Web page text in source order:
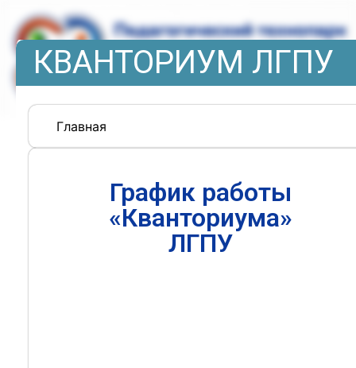
КВАНТОРИУМ ЛГПУ
Главная
График работы
«Кванториума»
ЛГПУ